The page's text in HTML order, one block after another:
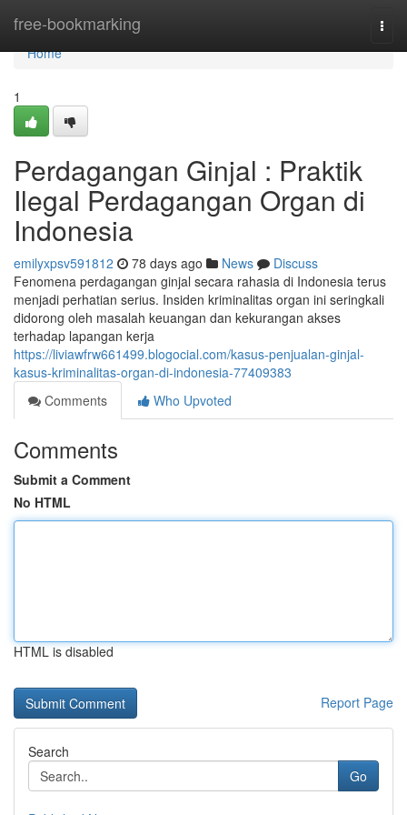
free-bookmarking
Home
Home
1
Perdagangan Ginjal : Praktik
Ilegal Perdagangan Organ di
Indonesia
emilyxpsv591812 78 days ago News
Discuss
Fenomena perdagangan ginjal secara rahasia di Indonesia terus
menjadi perhatian serius. Insiden kriminalitas organ ini seringkali
didorong oleh masalah keuangan dan kekurangan akses
terhadap lapangan kerja
https://liviawfrw661499.blogocial.com/kasus-penjualan-ginjal-
kasus-kriminalitas-organ-di-indonesia-77409383
Comments
Who Upvoted
Comments
Submit a Comment
No HTML
HTML is disabled
Report Page
Search
Go